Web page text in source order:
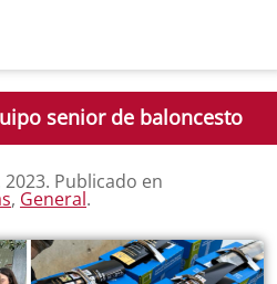
senior de baloncesto
. Publicado en
, General.